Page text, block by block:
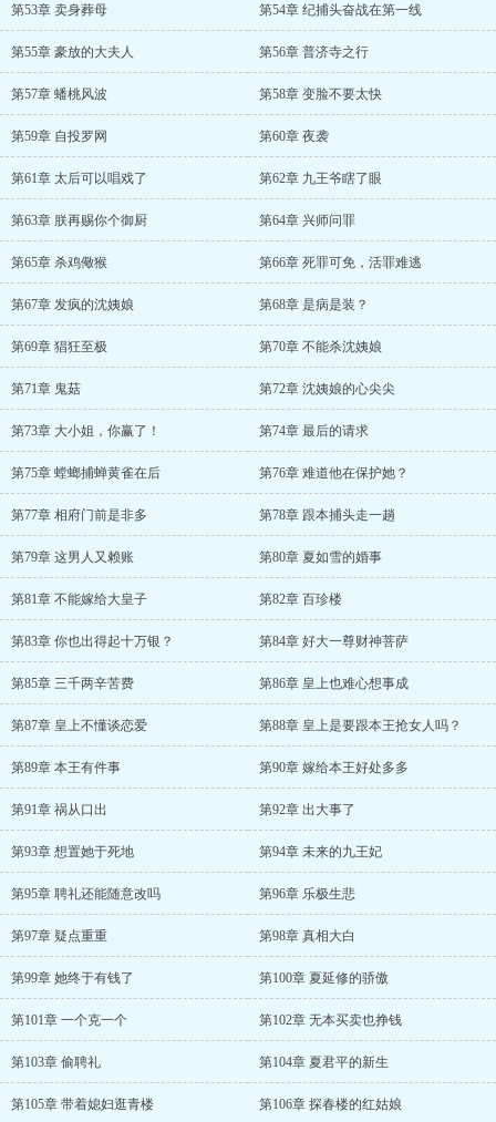
第53章 卖身葬母 第54章 纪捕头奋战在第一线
第55章 豪放的大夫人 第56章 普济寺之行
第57章 蟠桃风波 第58章 变脸不要太快
第59章 自投罗网 第60章 夜袭
第61章 太后可以唱戏了 第62章 九王爷瞎了眼
第63章 朕再赐你个御厨 第64章 兴师问罪
第65章 杀鸡儆猴 第66章 死罪可免，活罪难逃
第67章 发疯的沈姨娘 第68章 是病是装？
第69章 猖狂至极 第70章 不能杀沈姨娘
第71章 鬼菇 第72章 沈姨娘的心尖尖
第73章 大小姐，你赢了！ 第74章 最后的请求
第75章 螳螂捕蝉黄雀在后 第76章 难道他在保护她？
第77章 相府门前是非多 第78章 跟本捕头走一趟
第79章 这男人又赖账 第80章 夏如雪的婚事
第81章 不能嫁给大皇子 第82章 百珍楼
第83章 你也出得起十万银？ 第84章 好大一尊财神菩萨
第85章 三千两辛苦费 第86章 皇上也难心想事成
第87章 皇上不懂谈恋爱 第88章 皇上是要跟本王抢女人吗？
第89章 本王有件事 第90章 嫁给本王好处多多
第91章 祸从口出 第92章 出大事了
第93章 想置她于死地 第94章 未来的九王妃
第95章 聘礼还能随意改吗 第96章 乐极生悲
第97章 疑点重重 第98章 真相大白
第99章 她终于有钱了 第100章 夏延修的骄傲
第101章 一个克一个 第102章 无本买卖也挣钱
第103章 偷聘礼 第104章 夏君平的新生
第105章 带着媳妇逛青楼 第106章 探春楼的红姑娘